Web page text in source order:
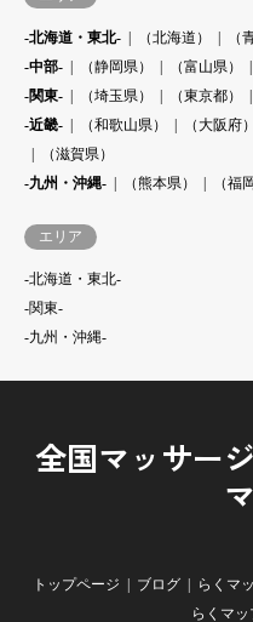
-北海道・東北- （北海道） （
-中部-
（静岡県） （富山県）
-関東-
（埼玉県） （東京都）
-近畿-
（和歌山県） （大阪府）
（滋賀県）
-九州・沖縄-
（熊本県） （福
エリア
-北海道・東北-
-関東-
-九州・沖縄-
全国マッサー
トップページ ブログ らくマ
らくマ